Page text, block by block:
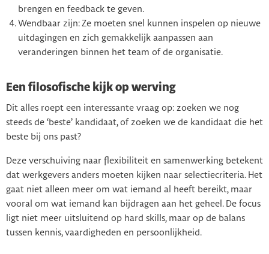
brengen en feedback te geven.
Wendbaar zijn: Ze moeten snel kunnen inspelen op nieuwe
uitdagingen en zich gemakkelijk aanpassen aan
veranderingen binnen het team of de organisatie.
Een filosofische kijk op werving
Dit alles roept een interessante vraag op: zoeken we nog
steeds de ‘beste’ kandidaat, of zoeken we de kandidaat die het
beste bij ons past?
Deze verschuiving naar flexibiliteit en samenwerking betekent
dat werkgevers anders moeten kijken naar selectiecriteria. Het
gaat niet alleen meer om wat iemand al heeft bereikt, maar
vooral om wat iemand kan bijdragen aan het geheel. De focus
ligt niet meer uitsluitend op hard skills, maar op de balans
tussen kennis, vaardigheden en persoonlijkheid.